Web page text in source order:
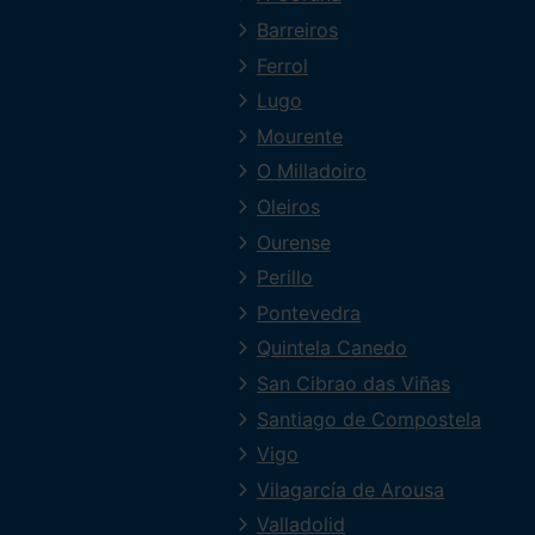
Barreiros
Ferrol
Lugo
Mourente
O Milladoiro
Oleiros
Ourense
Perillo
Pontevedra
Quintela Canedo
San Cibrao das Viñas
Santiago de Compostela
Vigo
Vilagarcía de Arousa
Valladolid